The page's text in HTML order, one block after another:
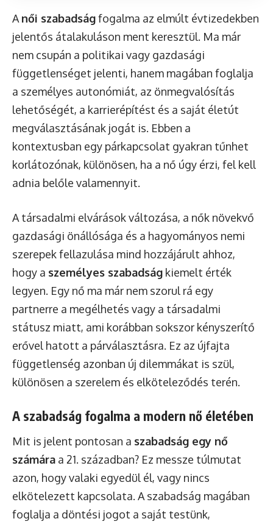
A női szabadságfogalma az elmúlt évtizedekben
jelentős átalakuláson ment keresztül. Ma már
nem csupán a politikai vagy gazdasági
függetlenséget jelenti, hanem magában foglalja
a személyes autonómiát, az önmegvalósítás
lehetőségét, a karrierépítést és a saját életút
megválasztásának jogát is. Ebben a
kontextusban egy párkapcsolat gyakran tűnhet
korlátozónak, különösen, ha a nő úgy érzi, fel kell
adnia belőle valamennyit.
A társadalmi elvárások változása, a nők növekvő
gazdasági önállósága és a hagyományos nemi
szerepek fellazulása mind hozzájárult ahhoz,
hogy a személyes szabadság kiemelt érték
legyen. Egy nő ma már nem szorul rá egy
partnerre a megélhetés vagy a társadalmi
státusz miatt, ami korábban sokszor kényszerítő
erővel hatott a párválasztásra. Ez az újfajta
függetlenség azonban új dilemmákat is szül,
különösen a szerelem és elköteleződés terén.
A szabadság fogalma a modern nő életében
Mit is jelent pontosan a szabadság egy nő
számára a 21. században? Ez messze túlmutat
azon, hogy valaki egyedül él, vagy nincs
elkötelezett kapcsolata. A szabadság magában
foglalja a döntési jogot a saját testünk,